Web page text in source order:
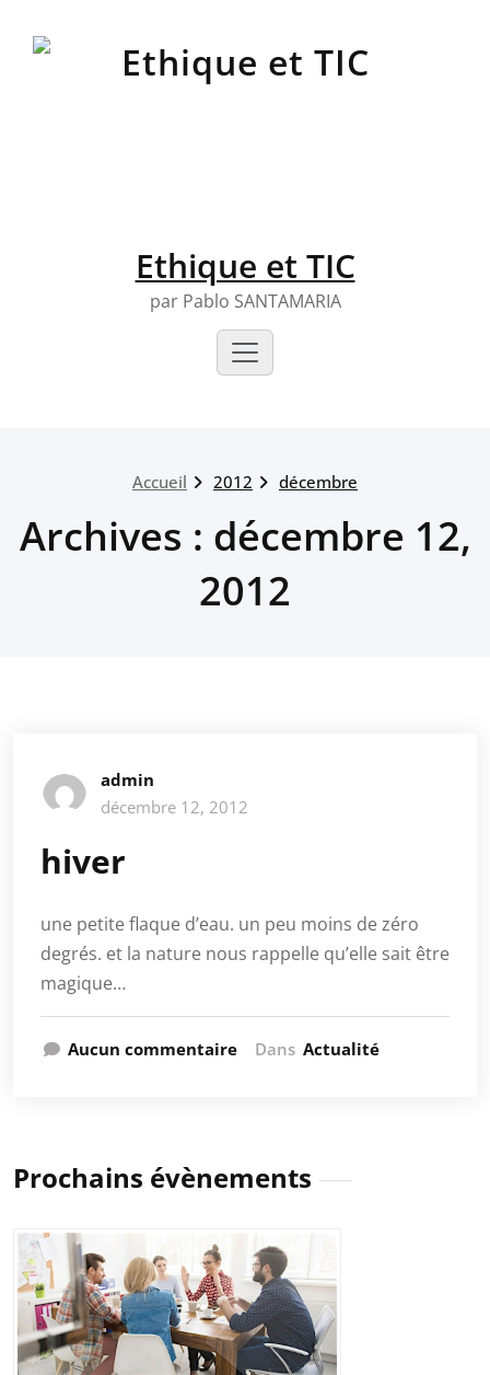
Ethique et TIC
par Pablo SANTAMARIA
Accueil 2012 décembre
Archives : décembre 12,
2012
admin
décembre 12, 2012
hiver
une petite flaque d’eau. un peu moins de zéro
degrés. et la nature nous rappelle qu’elle sait être
magique…
Aucun commentaire Dans Actualité
Prochains évènements